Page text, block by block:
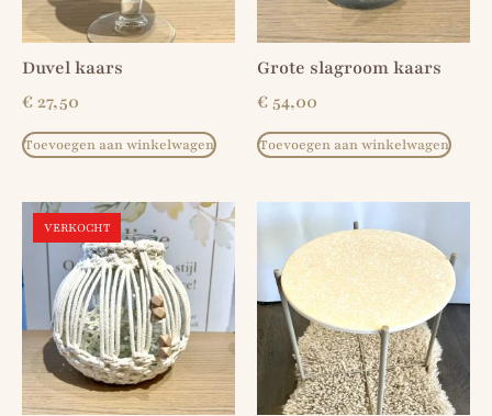
Duvel kaars
€27,50
Toevoegen aan winkelwagen
Grote slagroom kaars
€54,00
Toevoegen aan winkelwagen
VERKOCHT